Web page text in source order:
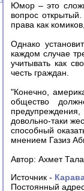
Юмор – это
вопрос
права как
Однако
каждом случае
учитывать как
честь граждан.
"Конечно,
общество
довольно-таки
способный
мнением Газиз
Автор: Ахмет
Источник -
Постоянный